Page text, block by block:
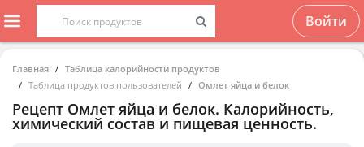
Войти
Главная
Таблица калорийности продуктов
Таблица продуктов пользователей
Омлет яйца и белок
Рецепт Омлет яйца и белок. Калорийность,
химический состав и пищевая ценность.